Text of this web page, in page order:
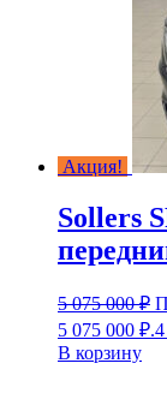
Акция!
Sollers
5 075 000₽
5 075 000 ₽.
В корзину